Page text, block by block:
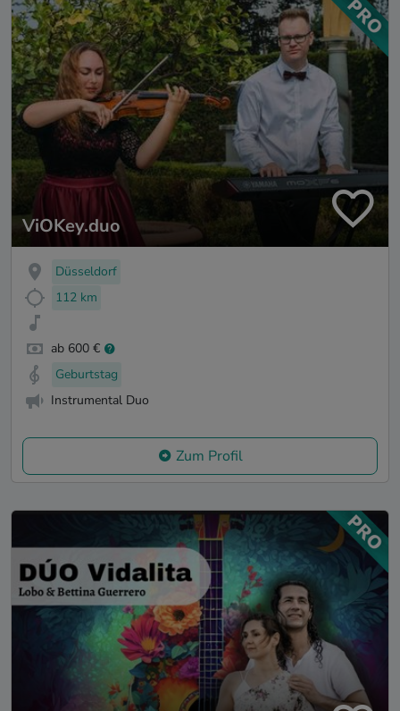
ViOKey.duo
Düsseldorf
112 km
ab 600 €
Geburtstag
Instrumental Duo
Zum Profil